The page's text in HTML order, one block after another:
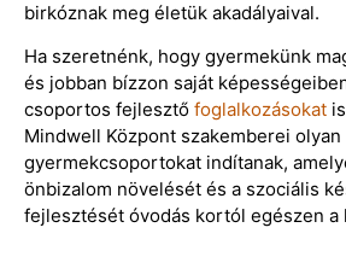
birkóznak meg életük akadályaival.
Ha szeretnénk, hogy gyermekünk
és jobban bízzon saját
csoportos fejlesztő foglalkozásokat
Mindwell Központ szakemberei olyan
gyermekcsoportokat indítanak,
önbizalom növelését és a szociális
fejlesztését óvodás kortól egészen a